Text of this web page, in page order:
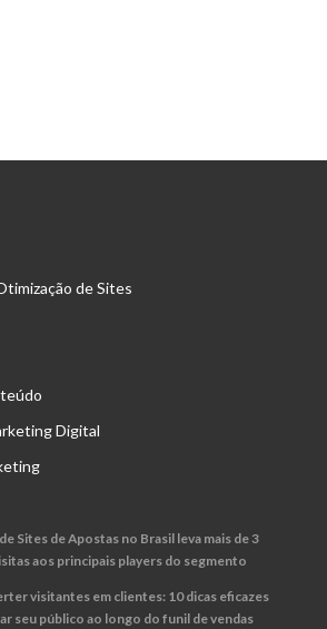
de Sites
Digital
Sites de Apostas no Brasil leva mais de 3
aos principais players do segmento
visitantes em clientes: 10 dicas eficazes
seu público ao longo do funil de vendas